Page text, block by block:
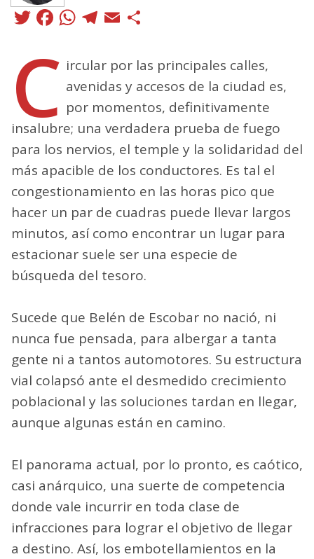
Twitter
Facebook
WhatsApp
Telegram
Email
C ircular por las principales calles,
avenidas y accesos de la ciudad es,
por momentos, definitivamente
insalubre; una verdadera prueba de fuego
para los nervios, el temple y la solidaridad del
más apacible de los conductores. Es tal el
congestionamiento en las horas pico que
hacer un par de cuadras puede llevar largos
minutos, así como encontrar un lugar para
estacionar suele ser una especie de
búsqueda del tesoro.
Sucede que Belén de Escobar no nació, ni
nunca fue pensada, para albergar a tanta
gente ni a tantos automotores. Su estructura
vial colapsó ante el desmedido crecimiento
poblacional y las soluciones tardan en llegar,
aunque algunas están en camino.
El panorama actual, por lo pronto, es caótico,
casi anárquico, una suerte de competencia
donde vale incurrir en toda clase de
infracciones para lograr el objetivo de llegar
a destino. Así, los embotellamientos en la